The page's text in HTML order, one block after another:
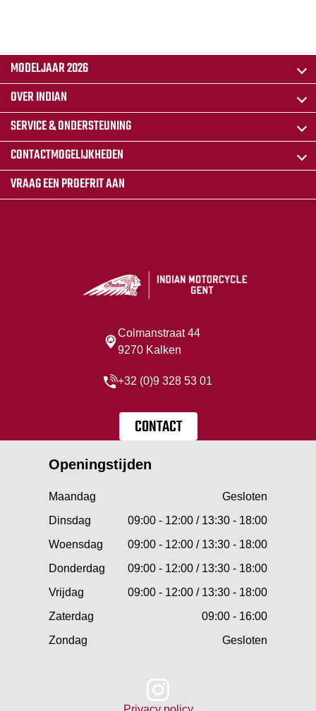
MODELJAAR 2026
OVER INDIAN
SERVICE & ONDERSTEUNING
CONTACTMOGELIJKHEDEN
VRAAG EEN PROEFRIT AAN
Colmanstraat 44
9270 Kalken
+32 (0)9 328 53 01
CONTACT
Openingstijden
Maandag
Gesloten
Dinsdag
09:00 - 12:00 / 13:30 - 18:00
Woensdag
09:00 - 12:00 / 13:30 - 18:00
Donderdag
09:00 - 12:00 / 13:30 - 18:00
Vrijdag
09:00 - 12:00 / 13:30 - 18:00
Zaterdag
09:00 - 16:00
Zondag
Gesloten